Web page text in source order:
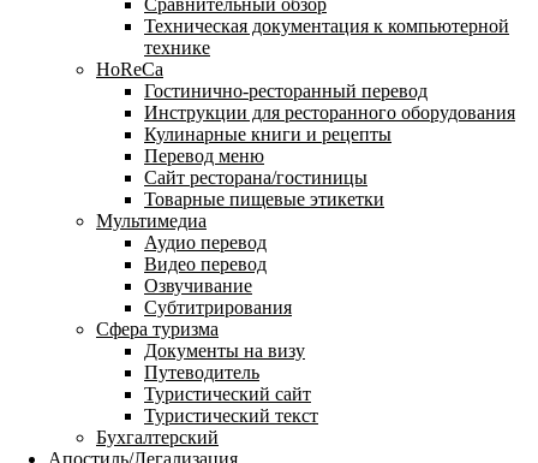
Сравнительный обзор
Техническая документация к компьютерной
технике
HoReCa
Гостинично-ресторанный перевод
Инструкции для ресторанного оборудования
Кулинарные книги и рецепты
Перевод меню
Сайт ресторана/гостиницы
Товарные пищевые этикетки
Мультимедиа
Аудио перевод
Видео перевод
Озвучивание
Субтитрирования
Сфера туризма
Документы на визу
Путеводитель
Туристический сайт
Туристический текст
Бухгалтерский
Апостиль/Легализация